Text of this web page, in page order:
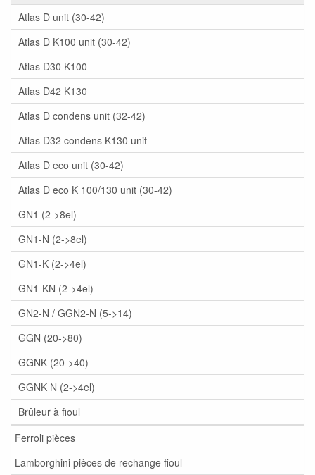
Atlas D unit (30-42)
Atlas D K100 unit (30-42)
Atlas D30 K100
Atlas D42 K130
Atlas D condens unit (32-42)
Atlas D32 condens K130 unit
Atlas D eco unit (30-42)
Atlas D eco K 100/130 unit (30-42)
GN1 (2->8el)
GN1-N (2->8el)
GN1-K (2->4el)
GN1-KN (2->4el)
GN2-N / GGN2-N (5->14)
GGN (20->80)
GGNK (20->40)
GGNK N (2->4el)
Brûleur à fioul
Ferroli pièces
Lamborghini pièces de rechange fioul